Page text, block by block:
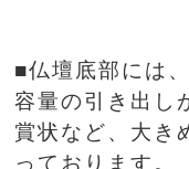
■仏壇底部には
容量の引き出し
賞状など、大き
っております。